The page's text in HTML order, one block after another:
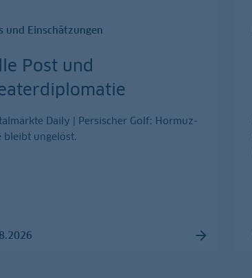
und Einschätzungen
Post und
Daily | Persischer Golf: Hormuz-
bleibt ungelöst.